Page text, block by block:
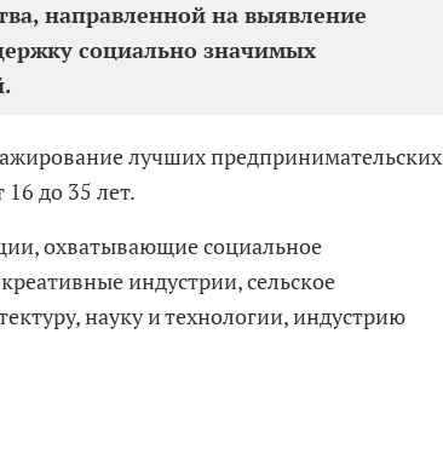
направленной на выявление
социально значимых
лучших предпринимательских
до 35 лет.
охватывающие социальное
индустрии, сельское
науку и технологии, индустрию